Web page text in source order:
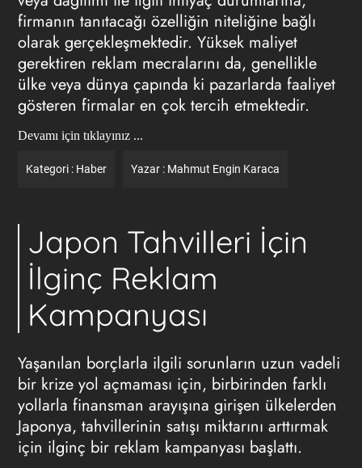
firmanın tanıtacağı özelliğin niteliğine bağlı
olarak gerçekleşmektedir. Yüksek maliyet
gerektiren reklam mecralarını da, genellikle
ülke veya dünya çapında ki pazarlarda faaliyet
gösteren firmalar en çok tercih etmektedir.
Devamı için tıklayınız ...
Kategori : Haber Yazar : Mahmut Engin Karaca
Japon Tahvilleri İçin
İlginç Reklam
Kampanyası
Yaşanılan borçlarla ilgili sorunların uzun vadeli
bir krize yol açmaması için, birbirinden farklı
yollarla finansman arayışına girişen ülkelerden
Japonya, tahvillerinin satışı miktarını arttırmak
için ilginç bir reklam kampanyası başlattı.